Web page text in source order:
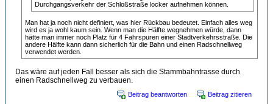
Durchgangsverkehr der Schloßstraße locker aufnehmen können.
Man hat ja noch nicht definiert, was hier Rückbau bedeutet. Einfach alles weg
wird es ja wohl kaum sein. Wenn man die Hälfte wegnehmen würde, dann
hätte man immer noch Platz für 4 Fahrspuren einer Stadtverkehrsstraße. Die
andere Hälfte kann dann sicherlich für die Bahn und einen Radschnellweg
verwendet werden.
Das wäre auf jeden Fall besser als sich die Stammbahntrasse durch
einen Radschnellweg zu verbauen.
Beitrag beantworten Beitrag zitieren